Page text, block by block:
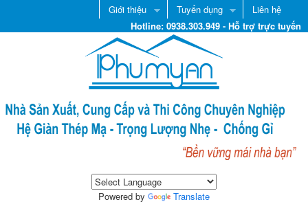
Giới thiệu Tuyển dụng
Liên hệ
Hotline: 0938.303.949 - Hỗ trợ trực tuyến
Powered by Translate